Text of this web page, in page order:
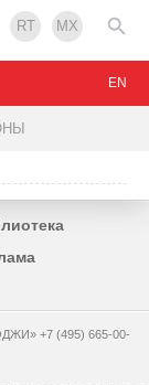
RT MX
EN
+7 (495) 665-00-